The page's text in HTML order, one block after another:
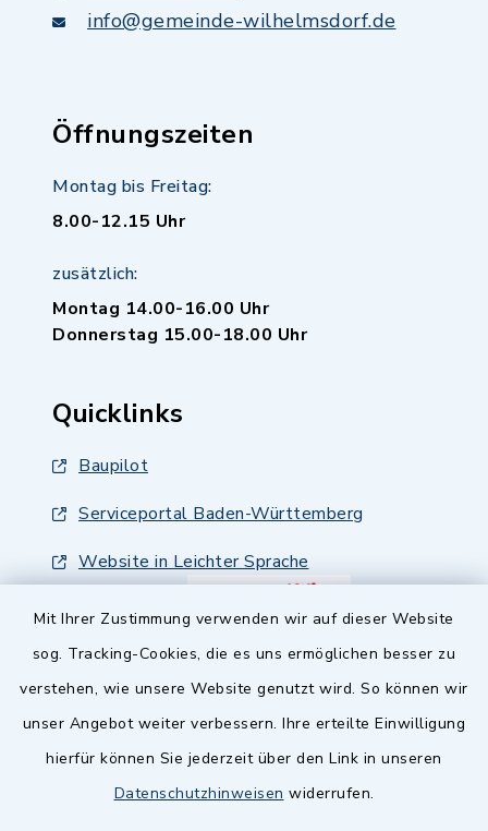
Mit Ihrer Zustimmung verwenden wir auf dieser Website
sog. Tracking-Cookies, die es uns ermöglichen besser zu
verstehen, wie unsere Website genutzt wird. So können wir
unser Angebot weiter verbessern. Ihre erteilte Einwilligung
hierfür können Sie jederzeit über den Link in unseren
Datenschutzhinweisen widerrufen.
info@gemeinde-wilhelmsdorf.de
Öffnungszeiten
Montag bis Freitag:
8.00-12.15 Uhr
zusätzlich:
Montag 14.00-16.00 Uhr
Donnerstag 15.00-18.00 Uhr
Quicklinks
Baupilot
Serviceportal Baden-Württemberg
Website in Leichter Sprache